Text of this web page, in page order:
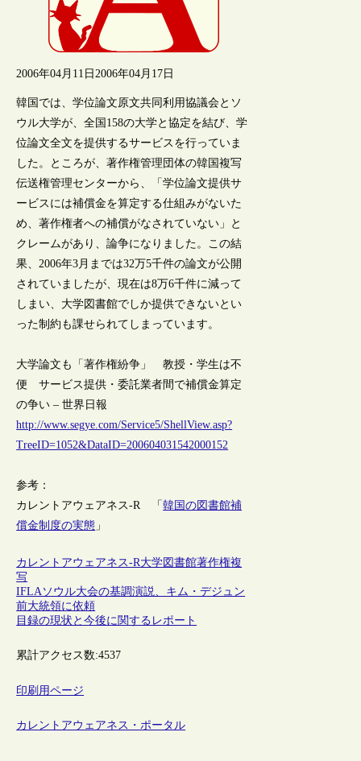
2006年04月11日 2006年04月17日
韓国では、学位論文原文共同利用協議会とソ
ウル大学が、全国158の大学と協定を結び、学
位論文全文を提供するサービスを行っていま
した。ところが、著作権管理団体の韓国複写
伝送権管理センターから、「学位論文提供サ
ービスには補償金を算定する仕組みがないた
め、著作権者への補償がなされていない」と
クレームがあり、論争になりました。この結
果、2006年3月までは32万5千件の論文が公開
されていましたが、現在は8万6千件に減って
しまい、大学図書館でしか提供できないとい
った制約も課せられてしまっています。
大学論文も「著作権紛争」 教授・学生は不
便 サービス提供・委託業者間で補償金算定
の争い – 世界日報
http://www.segye.com/Service5/ShellView.asp?
TreeID=1052&DataID=200604031542000152
参考：
カレントアウェアネス-R 「韓国の図書館補
償金制度の実態 」
カレントアウェアネス-R大学図書館著作権複
写
IFLAソウル大会の基調演説、キム・デジュン
前大統領に依頼
目録の現状と今後に関するレポート
累計アクセス数:4537
印刷用ページ
カレントアウェアネス・ポータル